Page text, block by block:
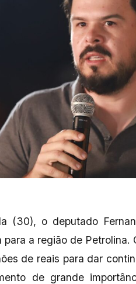
(30), o deputado
a região de Petrolina.
de reais para dar
de grande